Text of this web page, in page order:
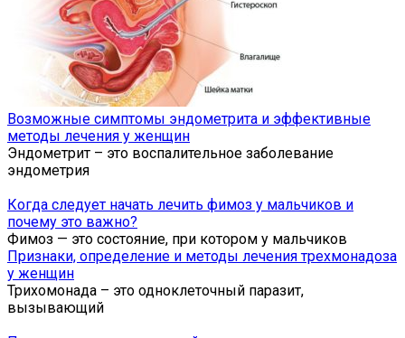
Возможные симптомы эндометрита и эффективные
методы лечения у женщин
Эндометрит – это воспалительное заболевание
эндометрия
Когда следует начать лечить фимоз у мальчиков и
почему это важно?
Фимоз — это состояние, при котором у мальчиков
Признаки, определение и методы лечения трехмонадоза
у женщин
Трихомонада – это одноклеточный паразит,
вызывающий